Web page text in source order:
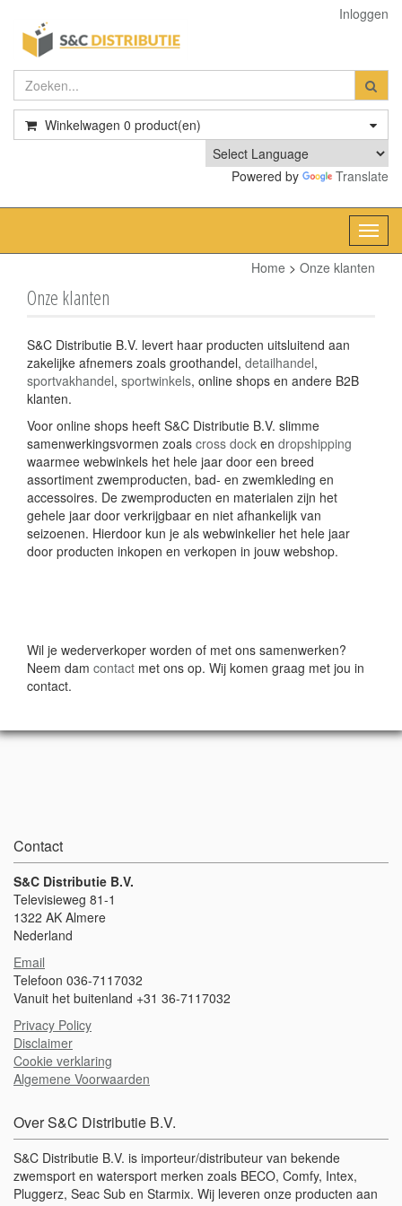
Inloggen
Winkelwagen 0 product(en)
Powered by Translate
Home > Onze klanten
Onze klanten
S&C Distributie B.V. levert haar producten uitsluitend aan
zakelijke afnemers zoals groothandel, detailhandel,
sportvakhandel, sportwinkels, online shops en andere B2B
klanten.
Voor online shops heeft S&C Distributie B.V. slimme
samenwerkingsvormen zoals cross dock en dropshipping
waarmee webwinkels het hele jaar door een breed
assortiment zwemproducten, bad- en zwemkleding en
accessoires. De zwemproducten en materialen zijn het
gehele jaar door verkrijgbaar en niet afhankelijk van
seizoenen. Hierdoor kun je als webwinkelier het hele jaar
door producten inkopen en verkopen in jouw webshop.
Wil je wederverkoper worden of met ons samenwerken?
Neem dam contact met ons op. Wij komen graag met jou in
contact.
Contact
S&C Distributie B.V.
Televisieweg 81-1
1322 AK Almere
Nederland
Email
Telefoon 036-7117032
Vanuit het buitenland +31 36-7117032
Privacy Policy
Disclaimer
Cookie verklaring
Algemene Voorwaarden
Over S&C Distributie B.V.
S&C Distributie B.V. is importeur/distributeur van bekende
zwemsport en watersport merken zoals BECO, Comfy, Intex,
Pluggerz, Seac Sub en Starmix. Wij leveren onze producten aan